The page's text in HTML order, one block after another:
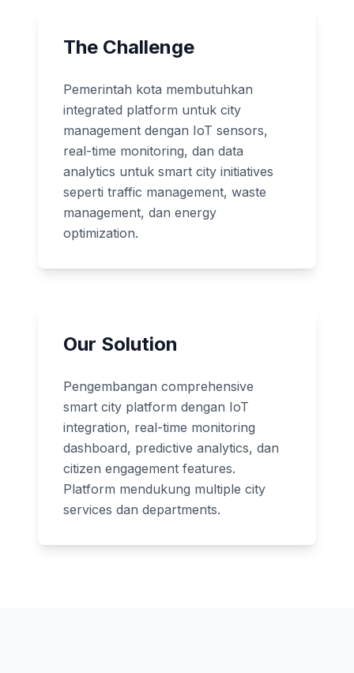
The Challenge
Pemerintah kota membutuhkan
integrated platform untuk city
management dengan IoT sensors,
real-time monitoring, dan data
analytics untuk smart city initiatives
seperti traffic management, waste
management, dan energy
optimization.
Our Solution
Pengembangan comprehensive
smart city platform dengan IoT
integration, real-time monitoring
dashboard, predictive analytics, dan
citizen engagement features.
Platform mendukung multiple city
services dan departments.